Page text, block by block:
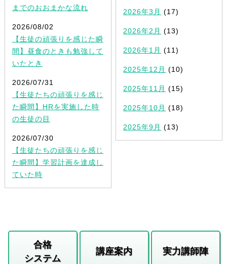
までのおおまかな流れ
2026/08/02
【生徒の頑張りを感じた瞬
間】昼食のときも勉強して
いたとき
2026/07/31
【生徒たちの頑張りを感じ
た瞬間】HRを実施した時
の生徒の目
2026/07/30
【生徒たちの頑張りを感じ
た瞬間】学習計画を達成し
ていた時
2026年3月 (17)
2026年2月 (13)
2026年1月 (11)
2025年12月 (10)
2025年11月 (15)
2025年10月 (18)
2025年9月 (13)
合格
システム
講座案内 実力講師陣